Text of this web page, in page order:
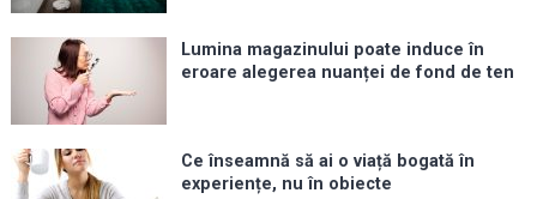
Lumina magazinului poate induce în
eroare alegerea nuanței de fond de ten
Ce înseamnă să ai o viață bogată în
experiențe, nu în obiecte